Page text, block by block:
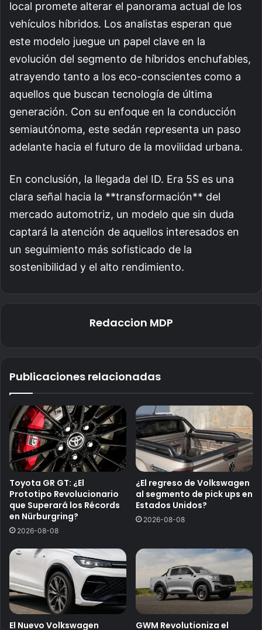
local promete alterar el panorama actual de los
vehículos híbridos. Los analistas esperan que
este modelo juegue un papel clave en la
evolución del segmento de híbridos enchufables,
atrayendo tanto a los eco-conscientes como a
aquellos que buscan tecnología de última
generación. Con su enfoque en la conducción
semiautónoma, este sedán representa un paso
adelante hacia el futuro de la movilidad urbana.
En conclusión, la llegada del ID. Era 5S es una
clara señal hacia la **transformación** del
mercado automotriz, un modelo que sin duda
captará la atención de aquellos interesados en
un seguimiento más sofisticado de la
sostenibilidad y el alto rendimiento.
Redaccion MDP
Publicaciones relacionadas
Toyota GR GT: ¿El
Prototipo Revolucionario
que Superará los Récords
en Nürburgring?
2026-08-08
¿El regreso de Volkswagen
al segmento de pick ups en
Estados Unidos?
2026-08-08
El Nuevo Volkswagen GWM Revolutioniza el